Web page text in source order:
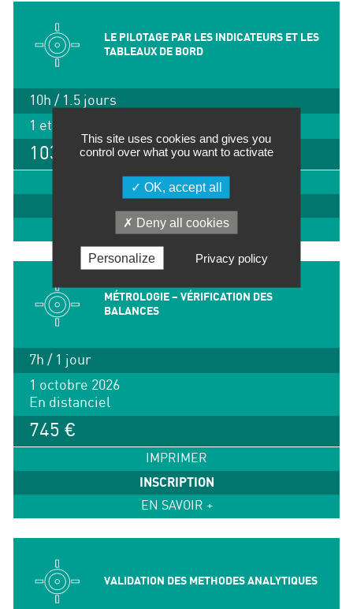
LE PILOTAGE PAR LES INDICATEURS ET LES
TABLEAUX DE BORD
10h / 1.5 jours
1 et 2 (am) octobre 2026, Lyon
1030 €
IMPRIMER
EN SAVOIR +
MÉTROLOGIE – VÉRIFICATION DES
BALANCES
7h / 1 jour
1 octobre 2026
En distanciel
745 €
IMPRIMER
INSCRIPTION
EN SAVOIR +
VALIDATION DES METHODES ANALYTIQUES
This site uses cookies and gives you
control over what you want to activate
OK, accept all
Deny all cookies
Personalize Privacy policy